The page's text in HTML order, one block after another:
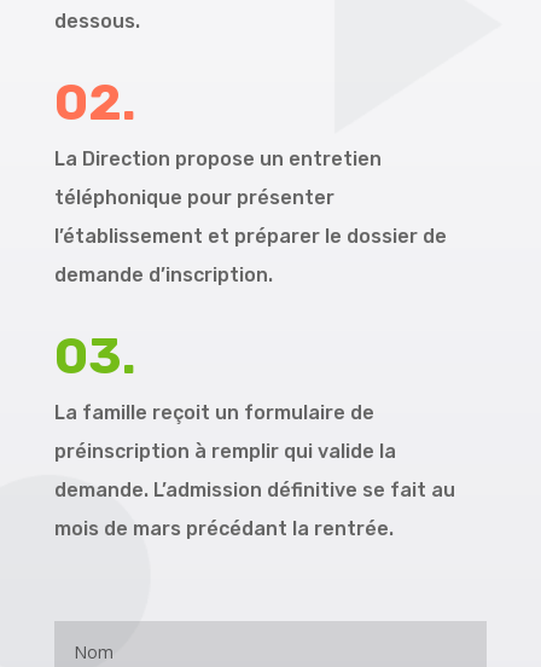
dessous.
02.
La Direction propose un entretien
téléphonique pour présenter
l’établissement et préparer le dossier de
demande d’inscription.
03.
La famille reçoit un formulaire de
préinscription à remplir qui valide la
demande. L’admission définitive se fait au
mois de mars précédant la rentrée.